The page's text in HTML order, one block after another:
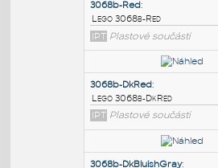
3068b-Red:
Lego 3068b-Red